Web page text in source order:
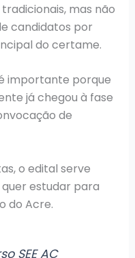
mas não
candidatos por
do certame.
importante porque
já chegou à fase
de
o edital serve
estudar para
do Acre.
SEE AC